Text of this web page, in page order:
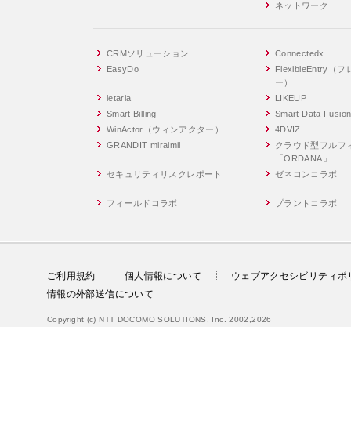
ネットワーク
CRMソリューション
Connectedx
EasyDo
FlexibleEntry（フ
ー）
letaria
LIKEUP
Smart Billing
Smart Data
WinActor（ウィンアクター）
4DVIZ
GRANDIT miraimil
クラウド型フルフ
「ORDANA」
セキュリティリスクレポート
ゼネコンコラボ
フィールドコラボ プラントコラボ
ご利用規約 個人情報について
ウェブアクセシビリティポ
情報の外部送信について
Copyright (c) NTT DOCOMO SOLUTIONS, Inc. 2002,2026